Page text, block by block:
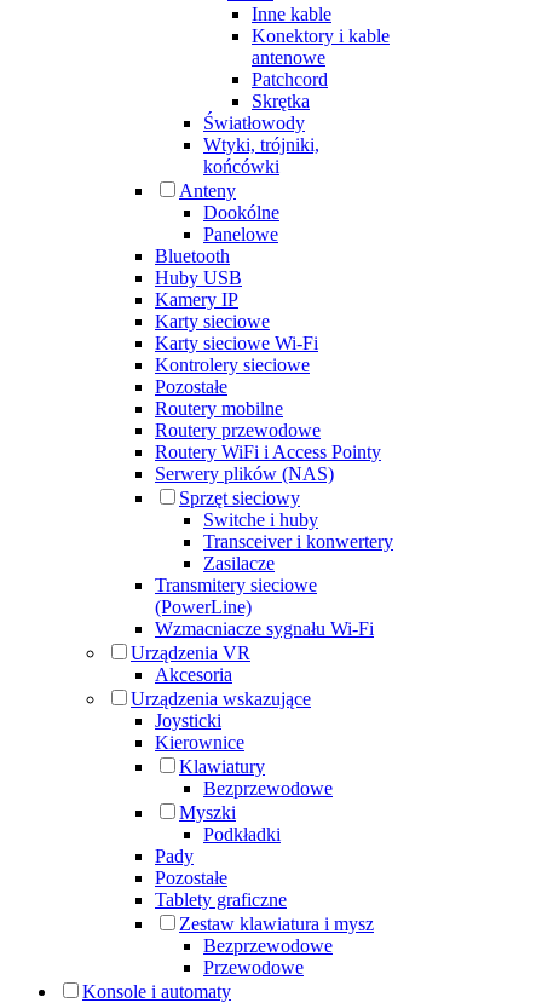
Inne kable
Konektory i kable
antenowe
Patchcord
Skrętka
Światłowody
Wtyki, trójniki,
końcówki
Anteny
Dookólne
Panelowe
Bluetooth
Huby USB
Kamery IP
Karty sieciowe
Karty sieciowe Wi-Fi
Kontrolery sieciowe
Pozostałe
Routery mobilne
Routery przewodowe
Routery WiFi i Access Pointy
Serwery plików (NAS)
Sprzęt sieciowy
Switche i huby
Transceiver i konwertery
Zasilacze
Transmitery sieciowe
(PowerLine)
Wzmacniacze sygnału Wi-Fi
Urządzenia VR
Akcesoria
Urządzenia wskazujące
Joysticki
Kierownice
Klawiatury
Bezprzewodowe
Myszki
Podkładki
Pady
Pozostałe
Tablety graficzne
Zestaw klawiatura i mysz
Bezprzewodowe
Przewodowe
Konsole i automaty